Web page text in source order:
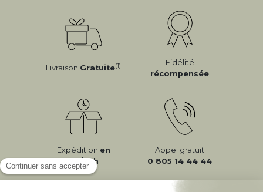
Livraison Gratuite(1)
Fidélité
récompensée
Expédition en
24/72h
Appel gratuit
0 805 14 44 44